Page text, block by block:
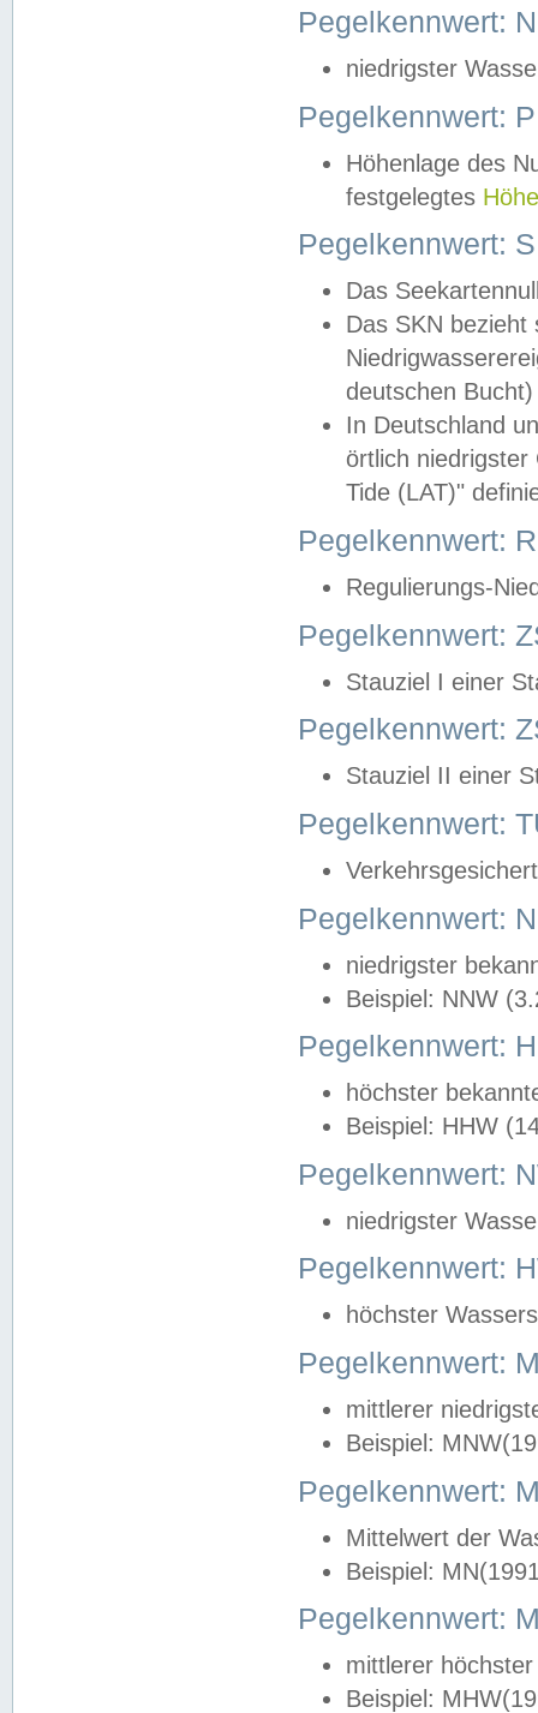
Pegelkennwert:
niedrigster
Pegelkennwert:
Höhenlage des
festgelegtes
Pegelkennwert:
Das
Das SKN
deutschen
In Deutschland
örtlich
Tide (LAT)"
Pegelkennwert:
Regulierungs-
Pegelkennwert:
Stauziel I einer
Pegelkennwert:
Stauziel II einer
Pegelkennwert:
Pegelkennwert:
niedrigster
Beispiel: NNW
Pegelkennwert:
höchster
Beispiel: HHW
Pegelkennwert:
niedrigster
Pegelkennwert:
höchster
Pegelkennwert:
mittlerer
Beispiel:
Pegelkennwert:
Mittelwert der
Beispiel:
Pegelkennwert:
mittlerer
Beispiel: